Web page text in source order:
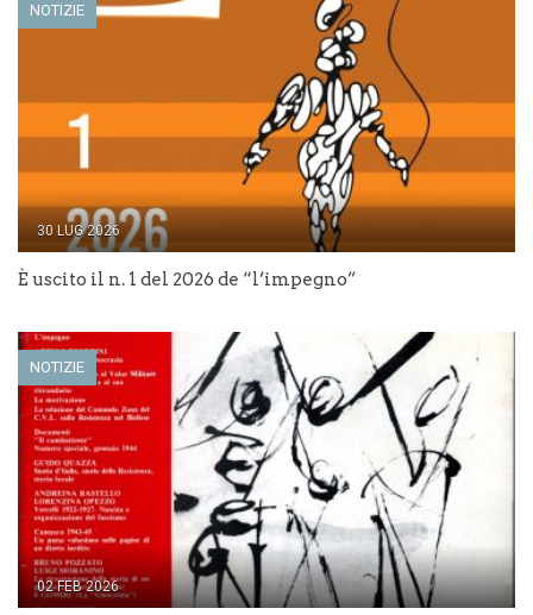
NOTIZIE
30 LUG 2026
È uscito il n. 1 del 2026 de “l’impegno”
NOTIZIE
02 FEB 2026